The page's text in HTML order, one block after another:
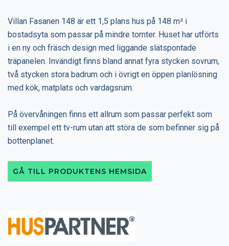
Villan Fasanen 148 är ett 1,5 plans hus på 148 m² i
bostadsyta som passar på mindre tomter. Huset har utförts
i en ny och fräsch design med liggande slätspontade
träpanelen. Invändigt finns bland annat fyra stycken sovrum,
två stycken stora badrum och i övrigt en öppen planlösning
med kök, matplats och vardagsrum.
På övervåningen finns ett allrum som passar perfekt som
till exempel ett tv-rum utan att störa de som befinner sig på
bottenplanet.
GÅ TILL PRODUKTENS HEMSIDA